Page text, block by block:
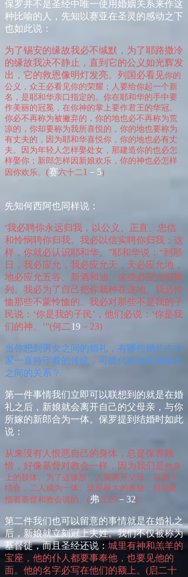
保罗并不是圣经中唯一使用婚姻关系来作这
种比喻的人，先知以赛亚在圣灵的感动之下
也如此说：
为了锡安的缘故我必不缄默，为了耶路撒冷
的缘故我决不静止，直到它的公义如光辉发
出，它的救恩像明灯发亮。列国必看见你的
公义，众王必看见你的荣耀；人要给你起一个新
名，是耶和华亲口指定的。你在耶和华的手中要
作美丽的冠冕，在你神的掌上要作君王的华冠。
你必不再称为被撇弃的， 你的地也必不再称为荒
凉的，你却要称为我所喜悦的，你的地也要称为
有丈夫的，因为耶和华喜悦你，你的地也必有丈
夫。因为年轻人怎样娶处女，那建造你的也必怎
样娶你；新郎怎样因新娘欢乐，你的神也必怎样
因你欢乐。 (赛六十二1 － 5)
先知何西阿也同样说：
“我必聘你永远归我，以公义、正直、忠信
和怜悯聘你归我。我必以信实聘你归我；这
样， 你就必认识耶和华。 ”耶和华说： “到那
日，我必应允，我必应允天，天必应允地，
地必应允五谷、新酒和油。这些必应允耶斯
列。我必为了自己把你栽种在这地。我必怜
恤那些不蒙怜恤的。我必对那些不是我的子
民说：‘你是我的子民’，他们必说：‘你是我
们的神。’”(何二19 － 23)
当你想到男女之间的婚礼，有哪些婚礼中大
家一直持守着的传统，可能代表神和他教会
之间的关系？
第一件事情我们立即可以联想到的就是在婚
礼之后，新娘就会离开自己的父母亲，与你
所嫁的新郎合为一体。保罗提到结婚时如此
说：
从来没有人恨恶自己的身体，总是保养顾
惜，好像基督对教会一样，因为我们是他身
上的肢体。为了这缘故，人要离开父母，与妻子
结合，二人成为一体。这是极大的奥秘，但我是
指着基督和教会说的。 (弗五 29 － 32)
第二件我们也可以留意的事情就是在婚礼之
后，新娘就立刻冠上夫姓。我们不仅被称为
基督徒，而且圣经还说： 城里有神和羔羊的
宝座， 他的仆人都要事奉他 ，也要见他的
面。 他的名字必写在他们的额上。 (启二十